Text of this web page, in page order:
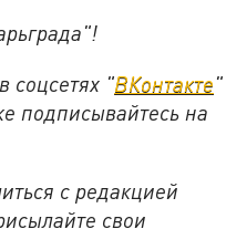
соцсетях "ВКонтакте"
подписывайтесь на
с редакцией
свои